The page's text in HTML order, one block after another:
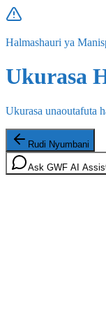
Halmashauri ya
Ukurasa
Ukurasa unaoutafuta
Rudi Nyumbani
Ask GWF AI